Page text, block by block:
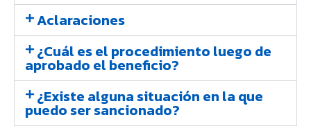
Aclaraciones
¿Cuál es el procedimiento luego de
aprobado el beneficio?
¿Existe alguna situación en la que
puedo ser sancionado?